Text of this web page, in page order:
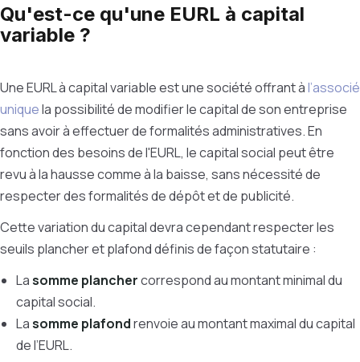
Qu'est-ce qu'une EURL à capital
variable ?
Une EURL à capital variable est une société offrant àl’associé
uniquela possibilité de modifier le capital de son entreprise
sans avoir à effectuer de formalités administratives. En
fonction des besoins de l'EURL, le capital social peut être
revu à la hausse comme à la baisse, sans nécessité de
respecter des formalités de dépôt et de publicité.
Cette variation du capital devra cependant respecter les
seuils plancher et plafond définis de façon statutaire :
Lasomme planchercorrespond au montant minimal du
capital social.
Lasomme plafondrenvoie au montant maximal du capital
de l’EURL.